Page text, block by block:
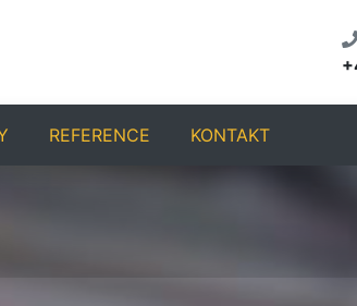
REFERENCE KONTAKT